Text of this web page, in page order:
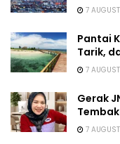
7
Pantai
Tarik,
7
Gerak
7